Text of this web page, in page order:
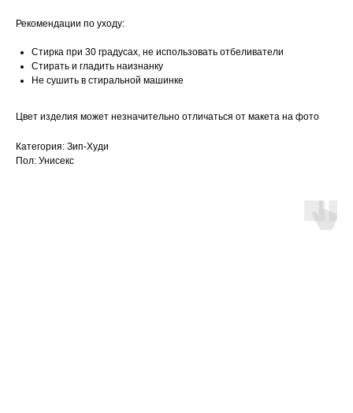
Рекомендации по уходу:
Стирка при 30 градусах, не использовать отбеливатели
Стирать и гладить наизнанку
Не сушить в стиральной машинке
Цвет изделия может незначительно отличаться от макета на фото
Категория: Зип-Худи
Пол: Унисекс